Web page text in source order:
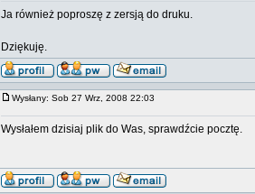
Ja również poproszę z zersją do druku.
Dziękuję.
Wysłany: Sob 27 Wrz, 2008 22:03
Wysłałem dzisiaj plik do Was, sprawdźcie pocztę.